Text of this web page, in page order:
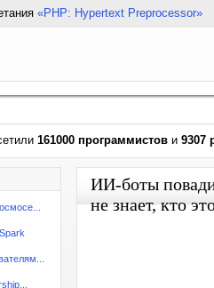
«PHP: Hypertext Preprocessor»
161000 программистов и 9307
ИИ-боты
не знает, кто